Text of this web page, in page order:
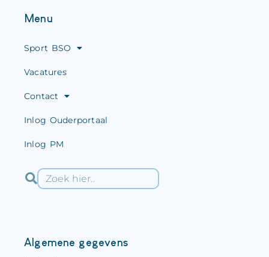
Menu
Sport BSO
Vacatures
Contact
Inlog Ouderportaal
Inlog PM
Algemene gegevens